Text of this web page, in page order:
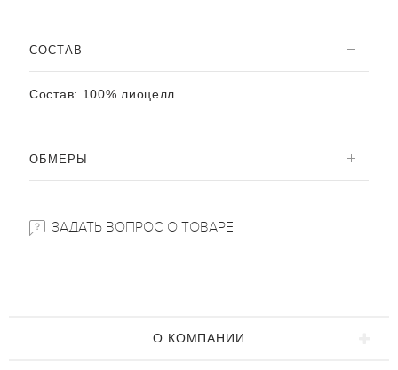
CОСТАВ
Состав: 100% лиоцелл
ОБМЕРЫ
ЗАДАТЬ ВОПРОС О ТОВАРЕ
О КОМПАНИИ